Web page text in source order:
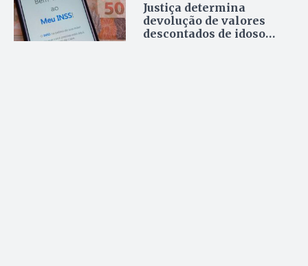
Justiça determina
devolução de valores
descontados de idoso